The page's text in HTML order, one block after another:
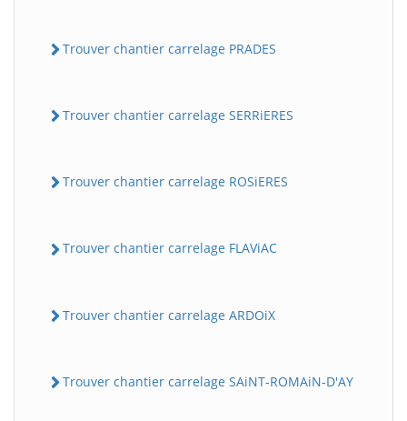
Trouver chantier carrelage PRADES
Trouver chantier carrelage SERRiERES
Trouver chantier carrelage ROSiERES
Trouver chantier carrelage FLAViAC
Trouver chantier carrelage ARDOiX
Trouver chantier carrelage SAiNT-ROMAiN-D'AY